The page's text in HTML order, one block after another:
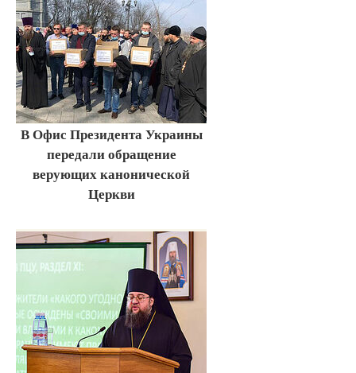
В Офис Президента Украины
передали обращение
верующих канонической
Церкви